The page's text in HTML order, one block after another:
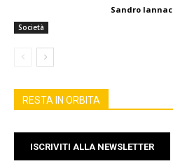
Società
Sandro
RESTA IN ORBITA
ISCRIVITI ALLA NEWSLETTER